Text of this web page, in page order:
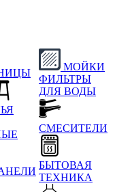
МОЙКИ
ФИЛЬТРЫ
ДЛЯ ВОДЫ
СМЕСИТЕЛИ
БЫТОВАЯ
ТЕХНИКА